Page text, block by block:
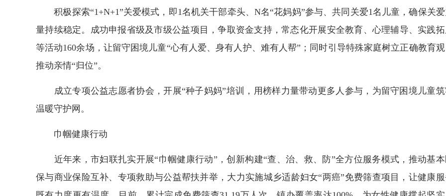
积极探索“1+N+1”关爱模式，即1名机关干部牵头、N名“花妈妈”参与、共同关爱1名儿童，确保关爱
量持续稳定。成功申报省级及市级公益项目，争取资金支持，常态化开展安全教育、心理辅导、实践
等活动160余场，让留守困境儿童“心有人爱、身有人护、难有人帮”；同时引导特殊家庭树立正确教育观
推动亲情“归位”。
成立专项公益志愿者协会，开展“种子妈妈”培训，用榜样力量带动更多人参与，为留守困境儿童筑
温暖守护网。
巾帼健康行动
近年来，市妇联扎实开展“巾帼健康行动”，创新构建“查、治、救、防”全方位服务模式，推动基本
保与商业保险互补、专项救助与公益帮扶并举，大力实施城乡适龄妇女“两癌”免费筛查项目，让健康